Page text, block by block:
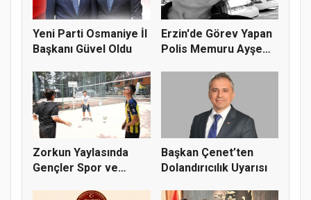
Yeni Parti Osmaniye İl
Başkanı Güvel Oldu
Erzin'de Görev Yapan
Polis Memuru Ayşe
Zorkun Yaylasında
Gençler Spor ve
Başkan Çenet’ten
Dolandırıcılık Uyarısı